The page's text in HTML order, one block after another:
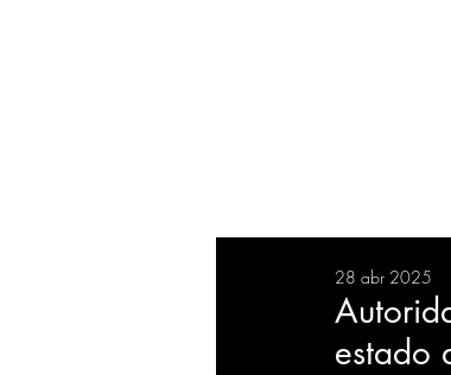
BIENESTAR
estado
28 abr 2025